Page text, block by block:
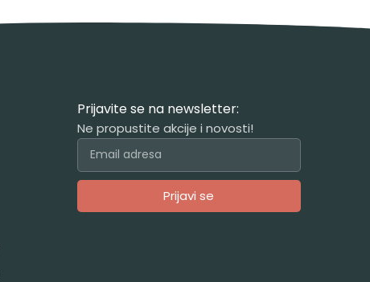
Prijavite se na newsletter:
Ne propustite akcije i novosti!
Prijavi se